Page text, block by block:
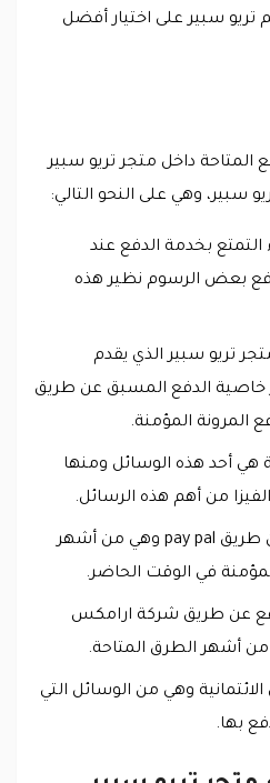
تريو سبير على اختيار أفضل
المتاحة داخل متجر تريو سبير
سبير، وهي على النحو التالي:
التمتع بخدمة الدفع عند
دفع بعض الرسوم نظير هذه
تريو سبير الذي يقدم
خاصية الدفع المسبق عن طريق
المؤمنة.
هي أحد هذه الوسائل ومنها
من أهم هذه الرسائل.
كما يمكن الدفع أيضا عن طريق pay pal وهي من أشهر
في الوقت الحاضر.
عن طريق شركة ارامكس
وهي من الوسائل التي
بها.